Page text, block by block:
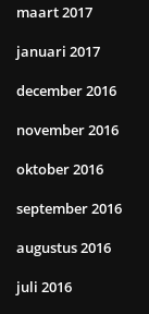
maart 2017
januari 2017
december 2016
november 2016
oktober 2016
september 2016
augustus 2016
juli 2016